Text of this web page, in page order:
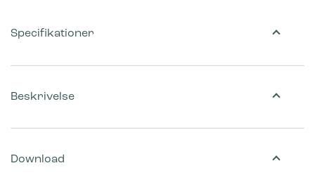
Beskrivelse
Download
Specifikationer